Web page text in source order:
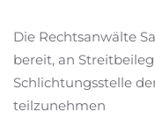
Die Rechtsanwälte
bereit, an
Schlichtungsstelle
teilzunehmen